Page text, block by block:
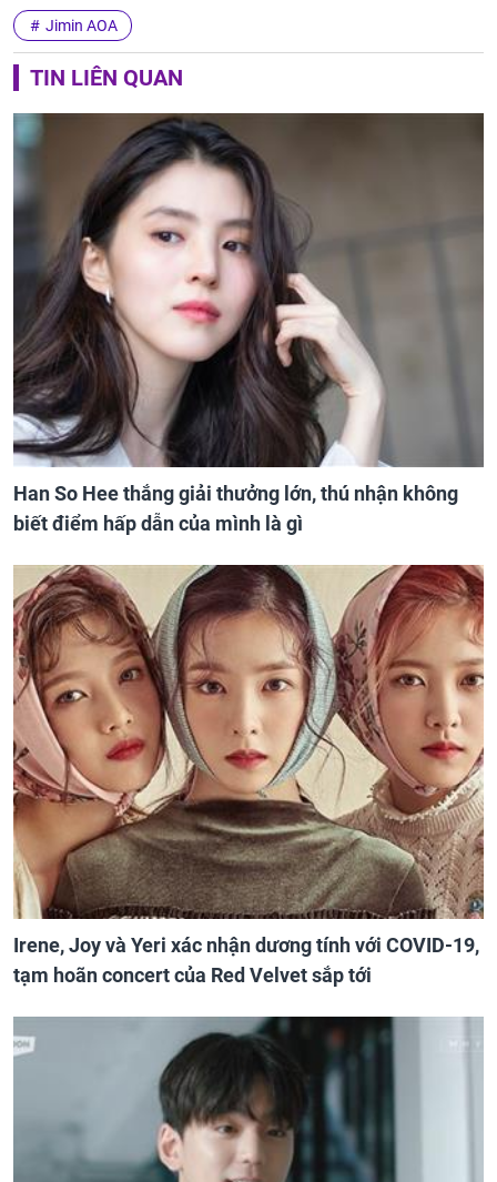
Jimin AOA
TIN LIÊN QUAN
Han So Hee thắng giải thưởng lớn, thú nhận không
biết điểm hấp dẫn của mình là gì
Irene, Joy và Yeri xác nhận dương tính với COVID-19,
tạm hoãn concert của Red Velvet sắp tới